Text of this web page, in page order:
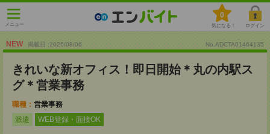
メニュー
0
気になる！ ログイン
NEW 掲載日 :2026/08/06 No.ADCTA01464135
きれいな新オフィス！即日開始＊丸の内駅ス
グ＊営業事務
職種： 営業事務
派遣
WEB登録・面接OK